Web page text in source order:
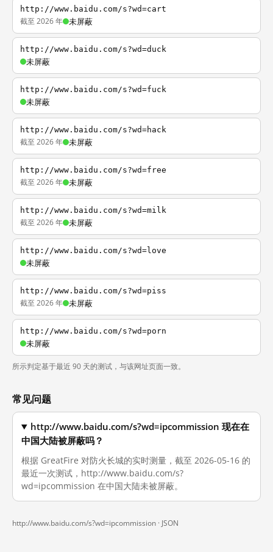
http://www.baidu.com/s?wd=cart
截至 2026 年 未屏蔽
http://www.baidu.com/s?wd=duck
未屏蔽
http://www.baidu.com/s?wd=fuck
未屏蔽
http://www.baidu.com/s?wd=hack
截至 2026 年 未屏蔽
http://www.baidu.com/s?wd=free
截至 2026 年 未屏蔽
http://www.baidu.com/s?wd=milk
截至 2026 年 未屏蔽
http://www.baidu.com/s?wd=love
未屏蔽
http://www.baidu.com/s?wd=piss
截至 2026 年 未屏蔽
http://www.baidu.com/s?wd=porn
未屏蔽
所示判定基于最近 90 天的测试，与该网址页面一致。
常见问题
http://www.baidu.com/s?wd=ipcommission 现在在
中国大陆被屏蔽吗？
根据 GreatFire 对防火长城的实时测量，截至 2026-05-16 的
最近一次测试，http://www.baidu.com/s?
wd=ipcommission 在中国大陆未被屏蔽。
http://www.baidu.com/s?wd=ipcommission · JSON